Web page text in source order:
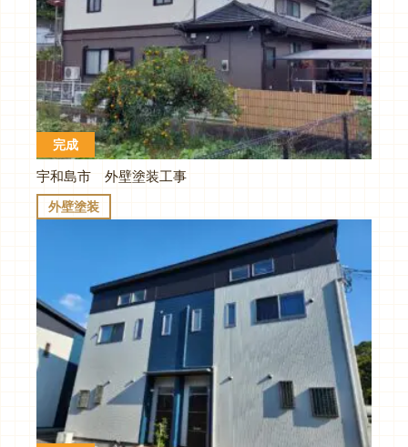
完成
宇和島市 外壁塗装工事
外壁塗装